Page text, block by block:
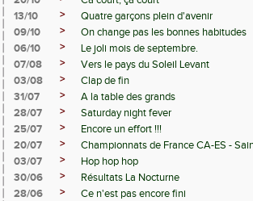
13/10
>
Quatre garçons plein d'avenir
09/10
>
On change pas les bonnes habitudes
06/10
>
Le joli mois de septembre.
07/08
>
Vers le pays du Soleil Levant
03/08
>
Clap de fin
31/07
>
A la table des grands
28/07
>
Saturday night fever
25/07
>
Encore un effort !!!
20/07
>
Championnats de France CA-ES -
03/07
>
Hop hop hop
30/06
>
Résultats La Nocturne
28/06
> Ce n'est pas encore fini